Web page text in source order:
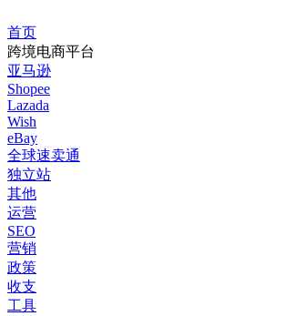
首页
跨境电商平台
亚马逊
Shopee
Lazada
Wish
eBay
全球速卖通
独立站
其他
运营
SEO
营销
政策
收支
工具